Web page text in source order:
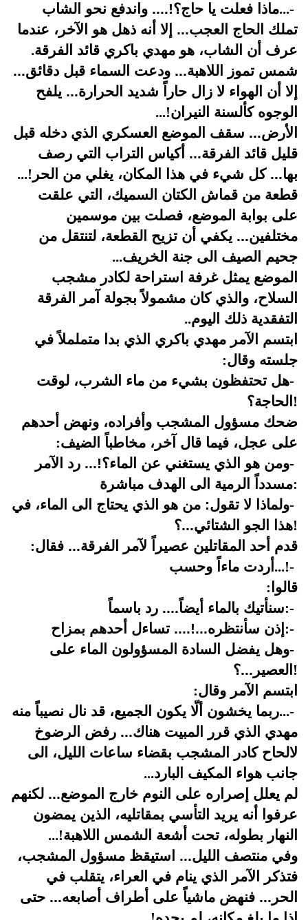
-
ماذا فعلت يا حاج؟!.... واندفع نحو الشاب...
تملك الحاج العجب... إلا أنه ذهل هو الآخر، عندما
عرف أن الشاب، هو مهدي باكري قائد الفرقة.
شمس تموز اللاهبة... ودعت السماء قبل دقائق...
إلا أن الهواء لا زال حاراً شديد الحرارة... يلفح
الوجوه كألسنة النيران...!
الأرض... سقف الموضع العسكري الذي دخله قبل
قليل قائد الفرقة... أكياس التراب التي رصف
بها... كل شيء في هذا المكان، يغلي من الحر ...!
قطعة من قماش الكتان السميك، التي علقت
على بوابة الموضع، فصلت بين موسمين
مختلفين... يكفي أن تزيح القطعة، لتنتقل من
جحيم الصيف الى جنة الخريف...
الموضع يمثل غرفة استراحة لكادر مشجب
السلاح، والذي كان مشمولاً بجولة آمر الفرقة
التفقدية ذلك اليوم..
ابتسم الآمر مهدي باكري الذي بدا متململاً في
جلسته وقال:
-هل تحتفظون بشيء من ماء الشرب، لوقت
الحاجة؟ !
ضحك مسؤول المشجب وأفراده، ونهض أحدهم
على عجل، فيما قال آخر، مخاطباً الضيف:
-ومن هو الذي يستغني عن الماء؟!... رد الآمر
مسدداً الرمية الى الهدف مباشرة:
-ولماذا لا تقول: من هو الذي يحتاج الى الماء، في
هذا الجو الشتائي...؟!
قدم أحد المقاتلين عصيراً لآمر الفرقة... فقال:
-
أردت ماءاً وحسب ...!
قالوا :
- سنأتيك بالماء أيضاً.... رد باسماً:
- إذن سأنتظره...!.... تساءل أحدهم بمزاح :
-وهل يفضل السادة المسؤولون الماء على
العصير...؟ !
ابتسم الآمر وقال:
-
ربما يخشون ألّا يكون الجميع، قد نال نصيباً منه...
مهدي الذي قرر المبيت هناك... رفض الرضوخ
لالحاح كادر المشجب بقضاء ساعات الليل، الى
جانب هواء المكيف البارد...
لم يعلل إصراره على النوم خارج الموضع... لكنهم
عرفوا أنه يريد التأسي بمقاتليه، الذين يمضون
النهار بطوله، تحت أشعة الشمس اللاهبة...!
وفي منتصف الليل... استيقظ مسؤول المشجب،
فتذكر الآمر الذي ينام في العراء، يتقلب في
الحر... فنهض ماشياً على أطراف أصابعه... حتى